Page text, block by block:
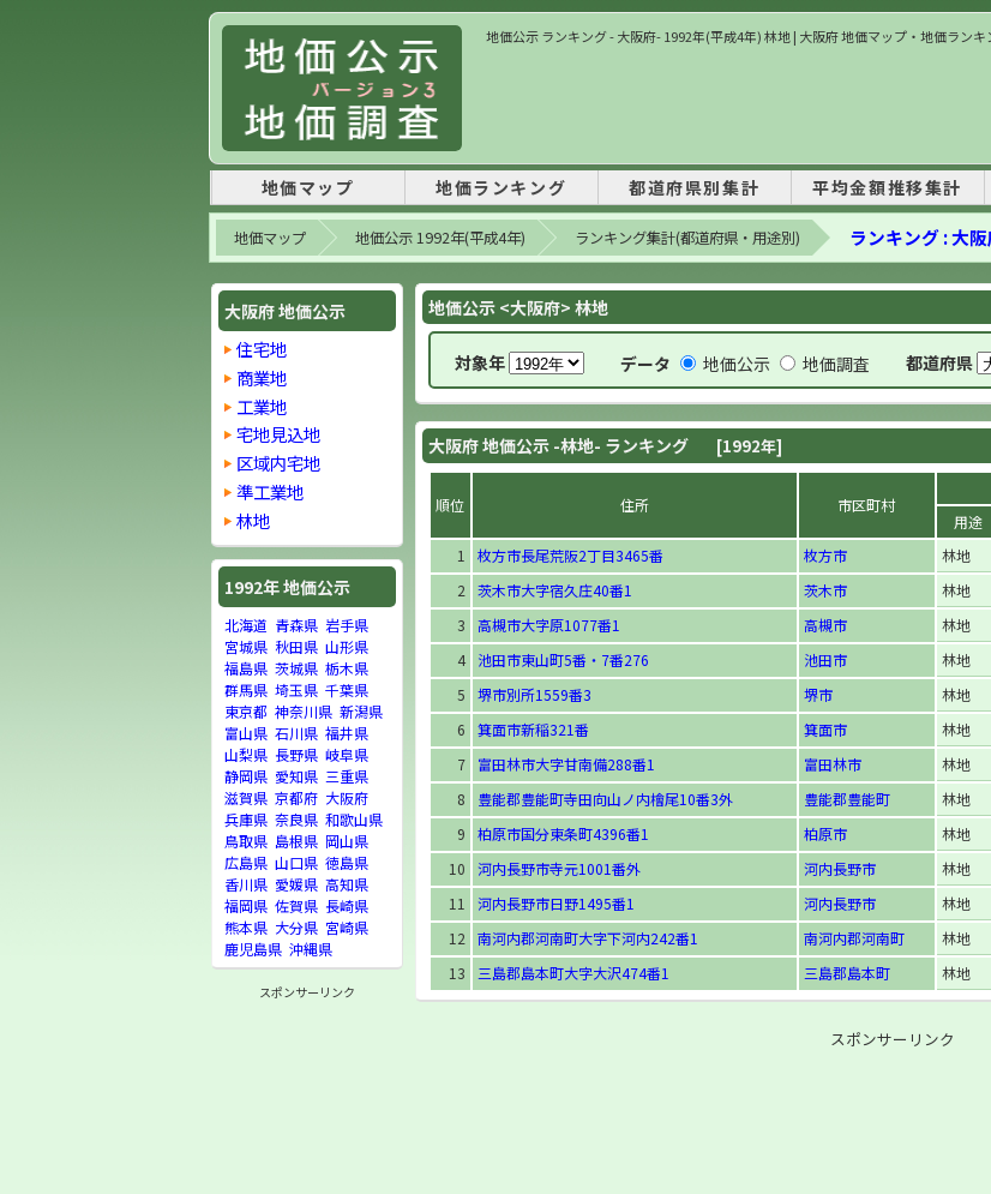
地価公示 ランキング - 大阪府- 1992年(平成4年) 林地 | 大阪府 地価マップ・地価ランキ
地価マップ 地価ランキング 都道府県別集計 平均金額推移集計
地価マップ 地価公示 1992年(平成4年) ランキング集計(都道府県・用途別) ランキング : 大
大阪府 地価公示
住宅地
商業地
工業地
宅地見込地
区域内宅地
準工業地
林地
1992年 地価公示
北海道 青森県 岩手県
宮城県 秋田県 山形県
福島県 茨城県 栃木県
群馬県 埼玉県 千葉県
東京都 神奈川県 新潟県
富山県 石川県 福井県
山梨県 長野県 岐阜県
静岡県 愛知県 三重県
滋賀県 京都府 大阪府
兵庫県 奈良県 和歌山県
鳥取県 島根県 岡山県
広島県 山口県 徳島県
香川県 愛媛県 高知県
福岡県 佐賀県 長崎県
熊本県 大分県 宮崎県
鹿児島県 沖縄県
スポンサーリンク
地価公示 <大阪府> 林地
対象年 データ 地価公示 地価調査 都道府県
大阪府 地価公示 -林地- ランキング [1992年]
順位 住所 市区町村
用途
1
枚方市長尾荒阪2丁目3465番 枚方市 林地
2
茨木市大字宿久庄40番1 茨木市 林地
3
高槻市大字原1077番1 高槻市 林地
4
池田市東山町5番・7番276 池田市 林地
5
堺市別所1559番3 堺市 林地
6
箕面市新稲321番 箕面市 林地
7
富田林市大字甘南備288番1 富田林市 林地
8
豊能郡豊能町寺田向山ノ内檜尾10番3外 豊能郡豊能町 林地
9
柏原市国分東条町4396番1 柏原市 林地
10
河内長野市寺元1001番外 河内長野市 林地
11
河内長野市日野1495番1 河内長野市 林地
12
南河内郡河南町大字下河内242番1 南河内郡河南町 林地
13
三島郡島本町大字大沢474番1 三島郡島本町 林地
スポンサーリンク